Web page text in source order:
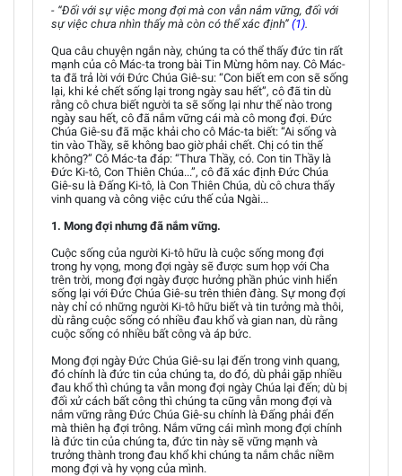
- “Đối với sự việc mong đợi mà con vẫn nắm vững, đối với
sự việc chưa nhìn thấy mà còn có thể xác định” (1).
Qua câu chuyện ngắn này, chúng ta có thể thấy đức tin rất
mạnh của cô Mác-ta trong bài Tin Mừng hôm nay. Cô Mác-
ta đã trả lời với Đức Chúa Giê-su: “Con biết em con sẽ sống
lại, khi kẻ chết sống lại trong ngày sau hết”, cô đã tin dù
rằng cô chưa biết người ta sẽ sống lại như thế nào trong
ngày sau hết, cô đã nắm vững cái mà cô mong đợi. Đức
Chúa Giê-su đã mặc khải cho cô Mác-ta biết: “Ai sống và
tin vào Thầy, sẽ không bao giờ phải chết. Chị có tin thế
không?” Cô Mác-ta đáp: “Thưa Thầy, có. Con tin Thầy là
Đức Ki-tô, Con Thiên Chúa...”, cô đã xác định Đức Chúa
Giê-su là Đấng Ki-tô, là Con Thiên Chúa, dù cô chưa thấy
vinh quang và công việc cứu thế của Ngài...
1. Mong đợi nhưng đã nắm vững.
Cuộc sống của người Ki-tô hữu là cuộc sống mong đợi
trong hy vọng, mong đợi ngày sẽ được sum họp với Cha
trên trời, mong đợi ngày được hưởng phần phúc vinh hiển
sống lại với Đức Chúa Giê-su trên thiên đàng. Sự mong đợi
này chỉ có những người Ki-tô hữu biết và tin tưởng mà thôi,
dù rằng cuộc sống có nhiều đau khổ và gian nan, dù rằng
cuộc sống có nhiều bất công và áp bức.
Mong đợi ngày Đức Chúa Giê-su lại đến trong vinh quang,
đó chính là đức tin của chúng ta, do đó, dù phải gặp nhiều
đau khổ thì chúng ta vẫn mong đợi ngày Chúa lại đến; dù bị
đối xử cách bất công thì chúng ta cũng vẫn mong đợi và
nắm vững rằng Đức Chúa Giê-su chính là Đấng phải đến
mà thiên hạ đợi trông. Nắm vững cái mình mong đợi chính
là đức tin của chúng ta, đức tin này sẽ vững mạnh và
trưởng thành trong đau khổ khi chúng ta nắm chắc niềm
mong đợi và hy vọng của mình.